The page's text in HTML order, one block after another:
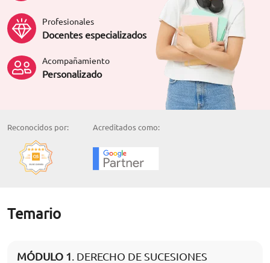
Profesionales
Docentes especializados
Acompañamiento
Personalizado
Reconocidos por: Acreditados como:
Temario
MÓDULO 1. DERECHO DE SUCESIONES